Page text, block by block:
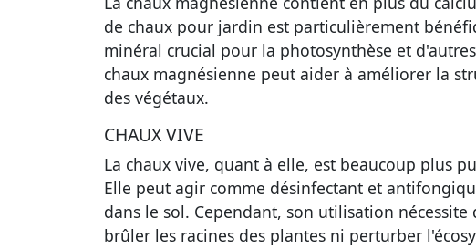
de chaux pour jardin est particulièrement
minéral crucial pour la photosynthèse et
chaux magnésienne peut aider à améliorer la
des végétaux.
CHAUX VIVE
La chaux vive, quant à elle, est beaucoup plus
Elle peut agir comme désinfectant et
dans le sol. Cependant, son utilisation
brûler les racines des plantes ni perturber